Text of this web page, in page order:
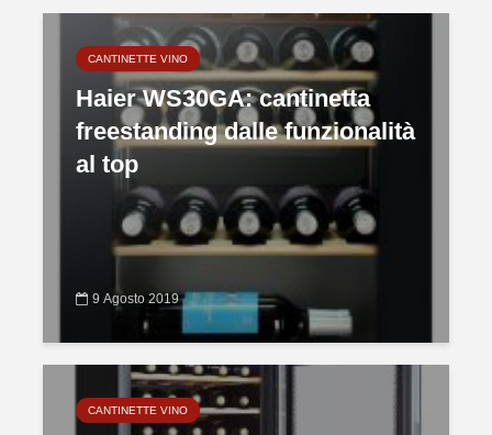
CANTINETTE VINO
Haier WS30GA: cantinetta
freestanding dalle funzionalità
al top
9 Agosto 2019
CANTINETTE VINO